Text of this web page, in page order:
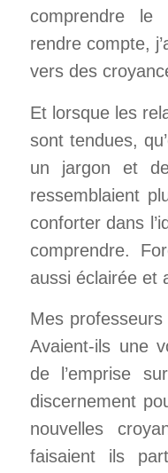
comprendre le
rendre compte,
vers des
Et lorsque les
sont tendues,
un jargon et
ressemblaient
conforter dans
comprendre.
aussi éclairée et
Mes
Avaient-ils une
de l’emprise
discernement
nouvelles
faisaient ils